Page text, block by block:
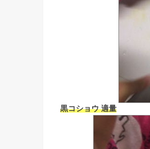
黒コショウ 適量